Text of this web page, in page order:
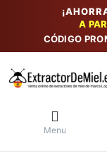
A
CÓDIGO
Menu